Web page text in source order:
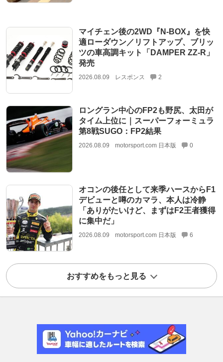
マイチェン後の2WD『N-BOX』を快
適ローダウン／リフトアップ、ブリッ
ツの車高調キット「DAMPER ZZ-R」
発売
2026.08.09 レスポンス 2
ロングラン中心のFP2も野尻、太田が
タイム上位に｜スーパーフォーミュラ
第8戦SUGO：FP2結果
2026.08.09 motorsport.com 日本版 0
オコンの後任として来季ハースからF1
デビューと噂のカマラ、本人は冷静
「ありがたいけど、まずはF2王者獲得
に集中だ」
2026.08.09 motorsport.com 日本版 6
おすすめをもっと見る